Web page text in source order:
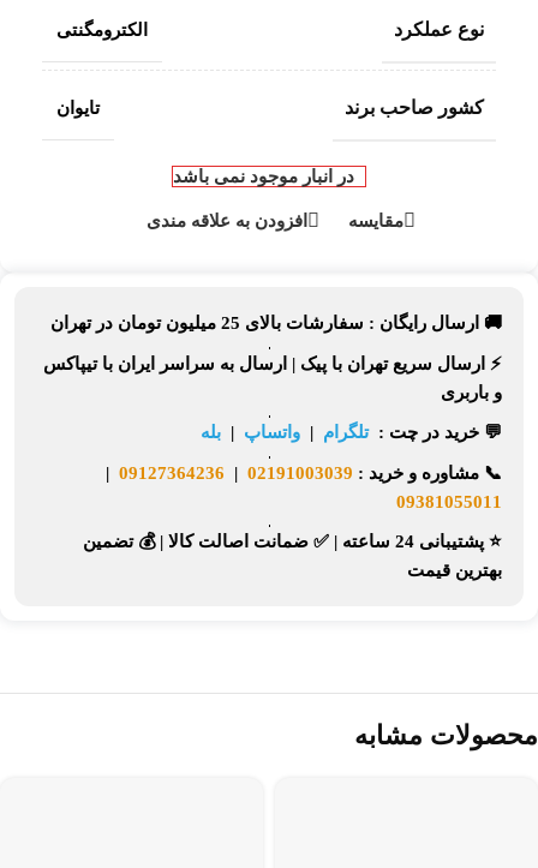
نوع عملکرد الکترومگنتی
کشور صاحب برند تایوان
در انبار موجود نمی باشد
مقایسه افزودن به علاقه مندی
🚚 ارسال رایگان : سفارشات بالای 25 میلیون تومان در تهران
⚡ ارسال سریع تهران با پیک | ارسال به سراسر ایران با تیپاکس
و باربری
💬 خرید در چت :تلگرام | واتساپ | بله
📞 مشاوره و خرید : 02191003039
|
09127364236
|
09381055011
⭐ پشتیبانی 24 ساعته | ✅ ضمانت اصالت کالا |💰 تضمین
بهترین قیمت
محصولات مشابه